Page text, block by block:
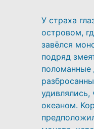
У страха
островом,
завёлся
подряд
океаном.